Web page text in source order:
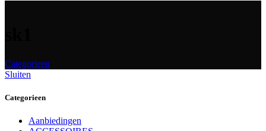
Categorieen
Sluiten
Categorieen
Aanbiedingen